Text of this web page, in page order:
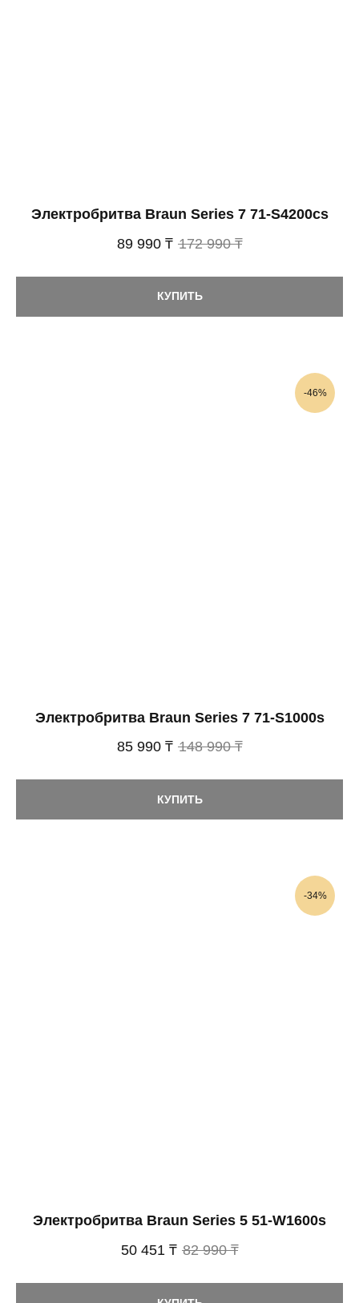
Электробритва Braun Series 7 71-S4200cs
89 990 ₸ 172 990 ₸
КУПИТЬ
-46%
Электробритва Braun Series 7 71-S1000s
85 990 ₸ 148 990 ₸
КУПИТЬ
-34%
Электробритва Braun Series 5 51-W1600s
50 451 ₸ 82 990 ₸
РЕЖУЩИЙ БЛОК
СМЕННАЯ СЕТКА